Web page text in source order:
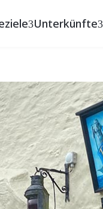
Unterkünfte